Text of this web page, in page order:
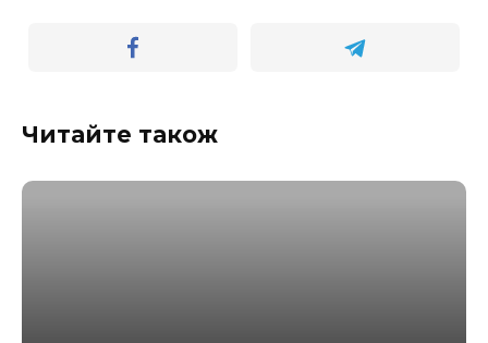
Читайте також